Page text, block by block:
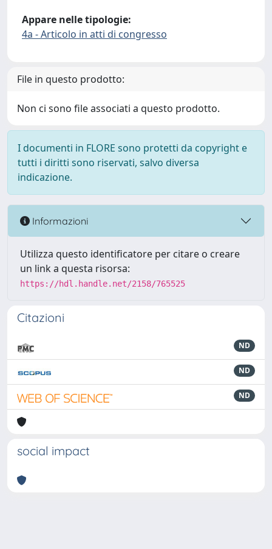
Appare nelle tipologie:
4a - Articolo in atti di congresso
File in questo prodotto:
Non ci sono file associati a questo prodotto.
I documenti in FLORE sono protetti da copyright e
tutti i diritti sono riservati, salvo diversa
indicazione.
Informazioni
Utilizza questo identificatore per citare o creare
un link a questa risorsa:
https://hdl.handle.net/2158/765525
Citazioni
ND
ND
ND
social impact